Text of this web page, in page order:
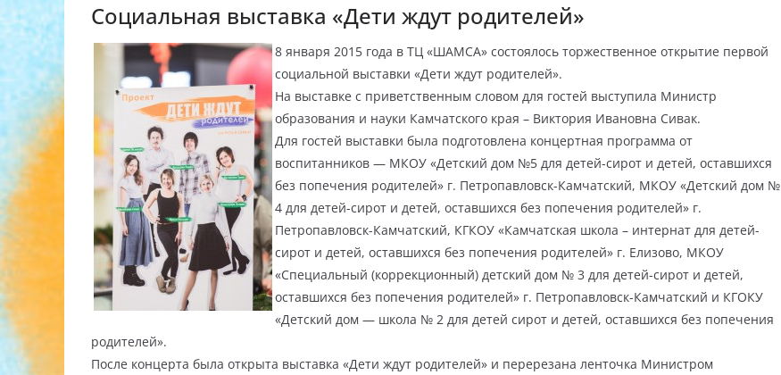
Социальная выставка «Дети ждут родителей»
8 января 2015 года в ТЦ «ШАМСА» состоялось торжественное открытие первой
социальной выставки «Дети ждут родителей».
На выставке с приветственным словом для гостей выступила Министр
образования и науки Камчатского края – Виктория Ивановна Сивак.
Для гостей выставки была подготовлена концертная программа от
воспитанников — МКОУ «Детский дом №5 для детей-сирот и детей, оставшихся
без попечения родителей» г. Петропавловск-Камчатский, МКОУ «Детский дом №
4 для детей-сирот и детей, оставшихся без попечения родителей» г.
Петропавловск-Камчатский, КГКОУ «Камчатская школа – интернат для детей-
сирот и детей, оставшихся без попечения родителей» г. Елизово, МКОУ
«Специальный (коррекционный) детский дом № 3 для детей-сирот и детей,
оставшихся без попечения родителей» г. Петропавловск-Камчатский и КГОКУ
«Детский дом — школа № 2 для детей сирот и детей, оставшихся без попечения
родителей».
После концерта была открыта выставка «Дети ждут родителей» и перерезана ленточка Министром